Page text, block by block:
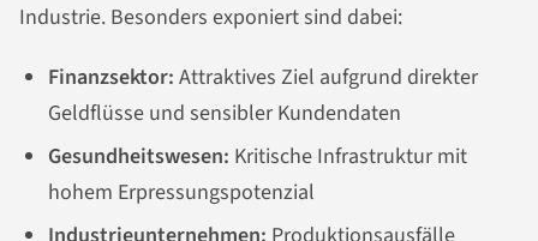
Industrie. Besonders exponiert sind dabei:
Finanzsektor: Attraktives Ziel aufgrund direkter
Geldflüsse und sensibler Kundendaten
Gesundheitswesen: Kritische Infrastruktur mit
hohem Erpressungspotenzial